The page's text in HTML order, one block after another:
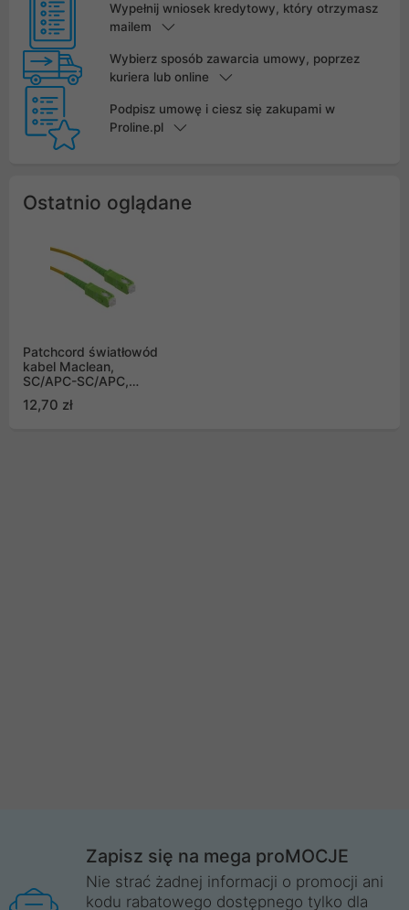
Wypełnij wniosek kredytowy, który otrzymasz
mailem
Wybierz sposób zawarcia umowy, poprzez
kuriera lub online
Podpisz umowę i ciesz się zakupami w
Proline.pl
Ostatnio oglądane
Patchcord światłowód
kabel Maclean,
SC/APC-SC/APC,
3m, simplex, G657A2
12,70 zł
Zapisz się na mega proMOCJE
Nie strać żadnej informacji o promocji ani
kodu rabatowego dostępnego tylko dla